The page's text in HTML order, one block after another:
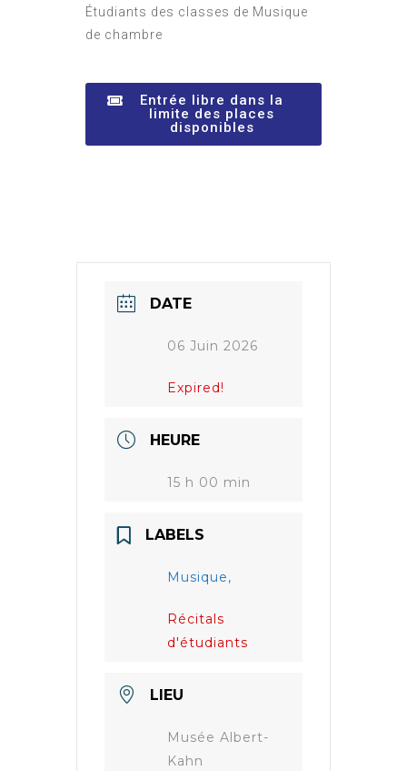
Étudiants des classes de Musique
de chambre
Entrée libre dans la
limite des places
disponibles
DATE
06 Juin 2026
Expired!
HEURE
15 h 00 min
LABELS
Musique,
Récitals
d'étudiants
LIEU
Musée Albert-
Kahn